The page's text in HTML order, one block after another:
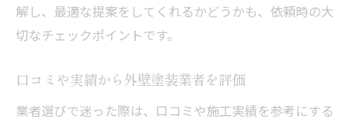
解し、最適な提案をしてくれるかどうかも、依頼時の大
切なチェックポイントです。
口コミや実績から外壁塗装業者を評価
業者選びで迷った際は、口コミや施工実績を参考にする